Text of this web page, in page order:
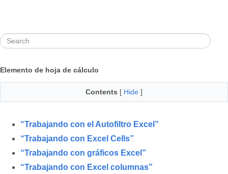
Elemento de hoja de cálculo
Contents [ Hide ]
“Trabajando con el Autofiltro Excel”
“Trabajando con Excel Cells”
“Trabajando con gráficos Excel”
“Trabajando con Excel columnas”